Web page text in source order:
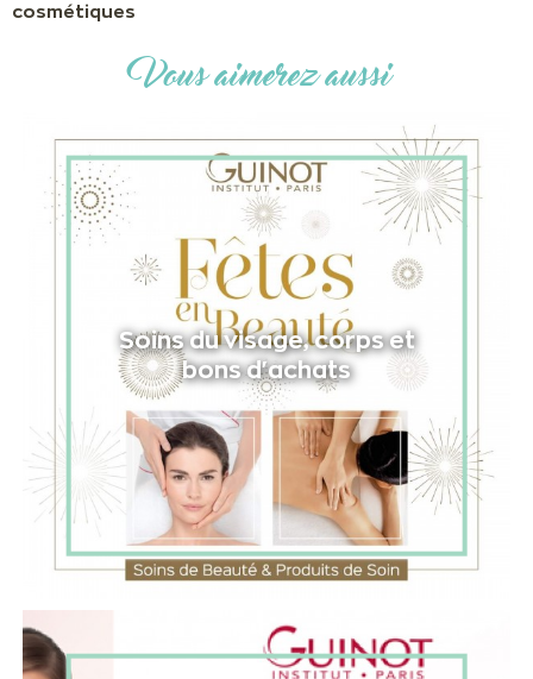
cosmétiques
Vous aimerez aussi
Soins du visage, corps et
bons d'achats